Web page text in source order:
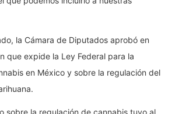
la Cámara de Diputados aprobó en
que expide la Ley Federal para la
en México y sobre la regulación del
sobre la regulación de cannabis tuvo al